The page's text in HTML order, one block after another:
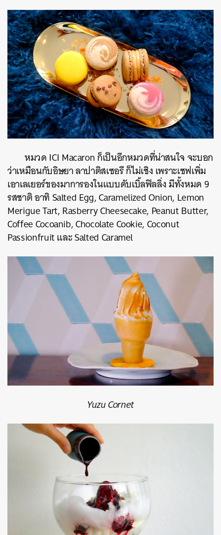
หมวด ICI Macaron ก็เป็นอีกหมวดที่น่าสนใจ จะบอก
ว่าเหมือนกับอิษยา ลาปาติสเซอรี ก็ไม่เชิง เพราะเชฟเพิ่ม
เอาเลเยอร์ของมาการองในแบบดับเบิ้ลฟิลลิ่ง มีทั้งหมด 9
รสชาติ อาทิ Salted Egg, Caramelized Onion, Lemon
Merigue Tart, Rasberry Cheesecake, Peanut Butter,
Coffee Cocoanib, Chocolate Cookie, Coconut
Passionfruit และ Salted Caramel
Yuzu Cornet
SHARE TWEET LINE EMAIL